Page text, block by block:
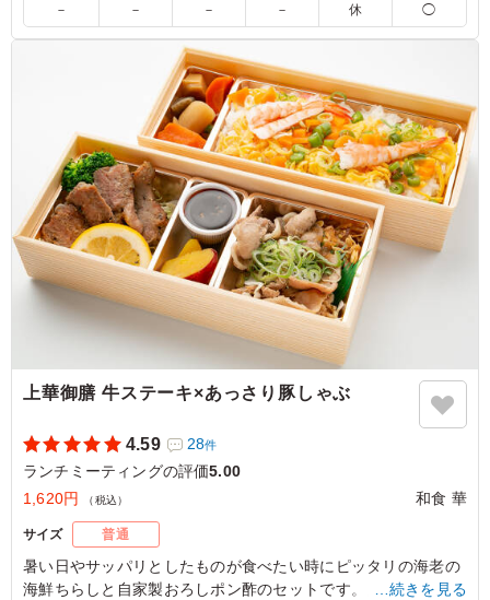
が入っており、バランスもとても良く、 今回は年齢層が
高めの方が多かったのですが、いろいろなお料理が楽しめ
るととても好評でした。
会議・セミナー›ランチミーティング
大阪府大阪市西区西本町2024/11/11
－ － － － 休 ◯
上華御膳 牛ステーキ×あっさり豚しゃぶ
4.59 28件
ランチミーティングの評価5.00
1,620円
（税込） 和食 華
サイズ 普通
暑い日やサッパリとしたものが食べたい時にピッタリの海老の
海鮮ちらしと自家製おろしポン酢のセットです。自家製のおろ
…続きを見る